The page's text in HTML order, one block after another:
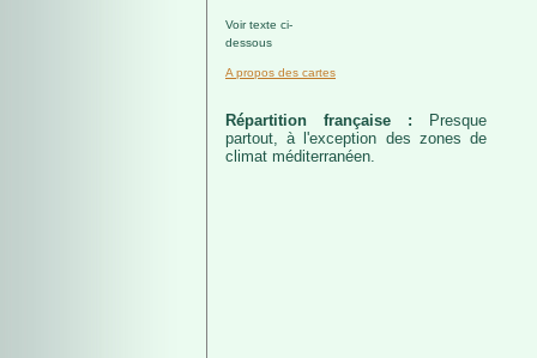
Voir texte ci-
dessous
A propos des cartes
Répartition française :
Presque
partout, à l'exception des zones de
climat méditerranéen.